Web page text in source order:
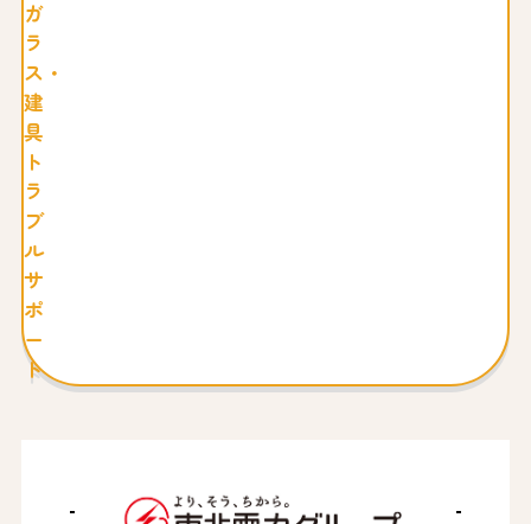
ガ
ラ
ス・
建
具
ト
ラ
ブ
ル
サ
ポ
ー
ト